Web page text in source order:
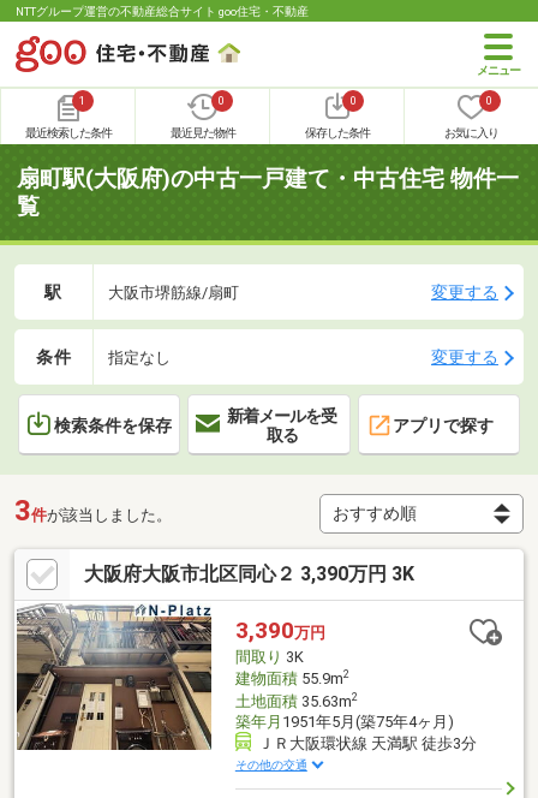
NTTグループ運営の不動産総合サイト goo住宅・不動産
1
最近検索した条件
0
最近見た物件
0
保存した条件
0
お気に入り
扇町駅(大阪府)の中古一戸建て・中古住宅 物件一
覧
駅 大阪市堺筋線/扇町 変更する
条件 指定なし 変更する
検索条件を保存
新着メールを受
取る
アプリで探す
3件が該当しました。
大阪府大阪市北区同心２ 3,390万円 3K
3,390万円
間取り 3K
建物面積55.9m2
土地面積35.63m2
築年月 1951年5月(築75年4ヶ月)
ＪＲ大阪環状線 天満駅 徒歩3分
その他の交通